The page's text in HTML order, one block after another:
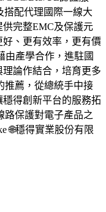
搭配代理國際一線大
完整EMC及保護元
、更有效率，更有價
由產學合作，進駐國
論作結合，培育更多
推薦，從總統手中接
得創新平台的服務拓
路保護對電子產品之
🌐穩得實業股份有限